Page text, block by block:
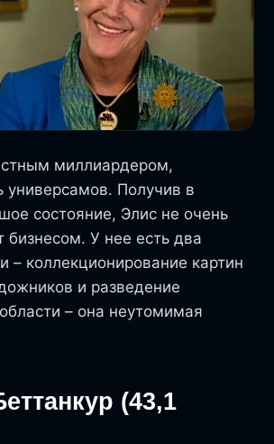
миллиардером,
универсамов. Получив в
состояние, Элис не очень
бизнесом. У нее есть два
– коллекционирование картин
и разведение
– она неутомимая
(43,1